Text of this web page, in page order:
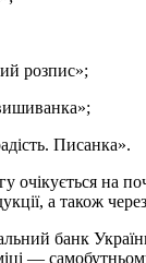
розпис»;
вишиванка»;
Писанка».
очікується на
а також
банк
—